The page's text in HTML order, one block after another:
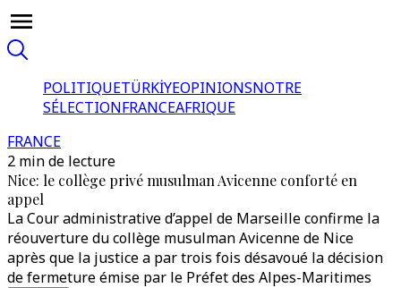
POLITIQUETÜRKİYEOPINIONSNOTRE
SÉLECTIONFRANCEAFRIQUE
FRANCE
2 min de lecture
Nice: le collège privé musulman Avicenne conforté en
appel
La Cour administrative d’appel de Marseille confirme la
réouverture du collège musulman Avicenne de Nice
après que la justice a par trois fois désavoué la décision
de fermeture émise par le Préfet des Alpes-Maritimes